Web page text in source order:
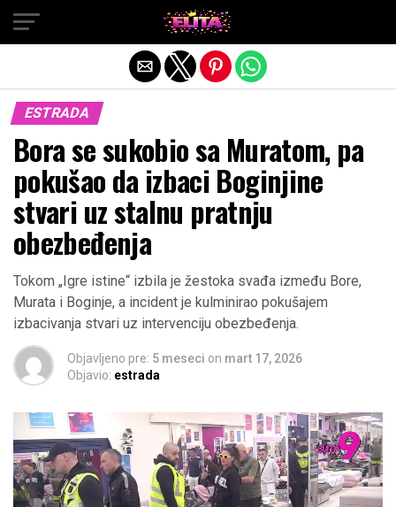
ESTRADA
Bora se sukobio sa Muratom, pa
pokušao da izbaci Boginjine
stvari uz stalnu pratnju
obezbeđenja
Tokom „Igre istine“ izbila je žestoka svađa između Bore,
Murata i Boginje, a incident je kulminirao pokušajem
izbacivanja stvari uz intervenciju obezbeđenja.
Objavljeno pre: 5 meseci on mart 17, 2026
Objavio: estrada
Exit mobile version